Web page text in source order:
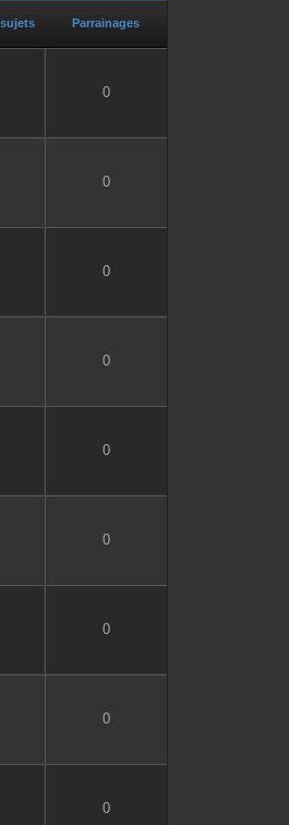
Parrainages
0
0
0
0
0
0
0
0
0